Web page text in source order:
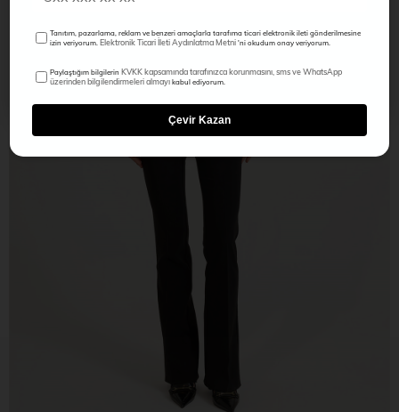
Tanıtım, pazarlama, reklam ve benzeri amaçlarla tarafıma ticari elektronik ileti gönderilmesine
izin veriyorum.Elektronik Ticari İleti Aydınlatma Metni'ni okudum onay veriyorum.
Paylaştığım bilgilerinKVKK kapsamında tarafınızca korunmasını, sms ve WhatsApp
üzerinden bilgilendirmeleri almayıkabul ediyorum.
Çevir Kazan